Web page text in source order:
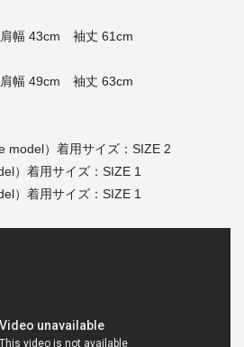
幅 43cm 袖丈 61cm
幅 49cm 袖丈 63cm
）着用サイズ：SIZE 2
）着用サイズ：SIZE 1
）着用サイズ：SIZE 1